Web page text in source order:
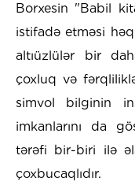
Borxesin "Babil
istifadə etməsi
altıüzlülər bir
çoxluq və
simvol bilginin
imkanlarını da
tərəfi bir-biri ilə
çoxbucaqlıdır.